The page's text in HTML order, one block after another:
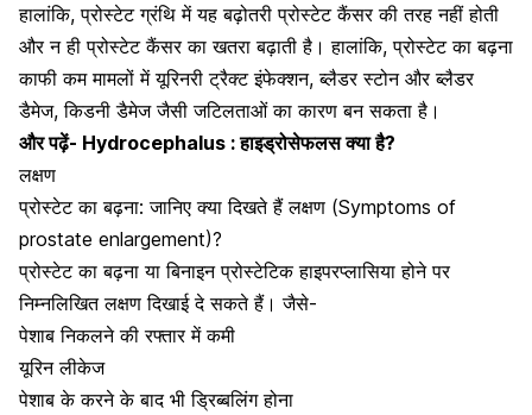
हालांकि, प्रोस्टेट ग्रंथि में यह बढ़ोतरी प्रोस्टेट कैंसर की तरह नहीं होती
और न हीप्रोस्टेट कैंसर का खतरा बढ़ाती है। हालांकि, प्रोस्टेट का बढ़ना
काफी कम मामलों में यूरिनरी ट्रैक्ट इंफेक्शन, ब्लैडर स्टोन और ब्लैडर
डैमेज, किडनी डैमेज जैसी जटिलताओं का कारण बन सकता है।
और पढ़ें- Hydrocephalus : हाइड्रोसेफलस क्या है?
लक्षण
प्रोस्टेट का बढ़ना: जानिए क्या दिखते हैं लक्षण (Symptoms of
prostate enlargement)?
प्रोस्टेट का बढ़ना या बिनाइन प्रोस्टेटिक हाइपरप्लासिया होने पर
निम्नलिखित लक्षण दिखाई दे सकते हैं। जैसे-
पेशाब निकलने की रफ्तार में कमी
यूरिन लीकेज
पेशाब के करने के बाद भी ड्रिब्बलिंग होना